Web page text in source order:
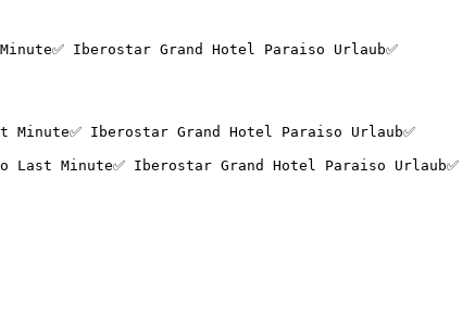
Iberostar Grand Hotel Paraiso Urlaub✅